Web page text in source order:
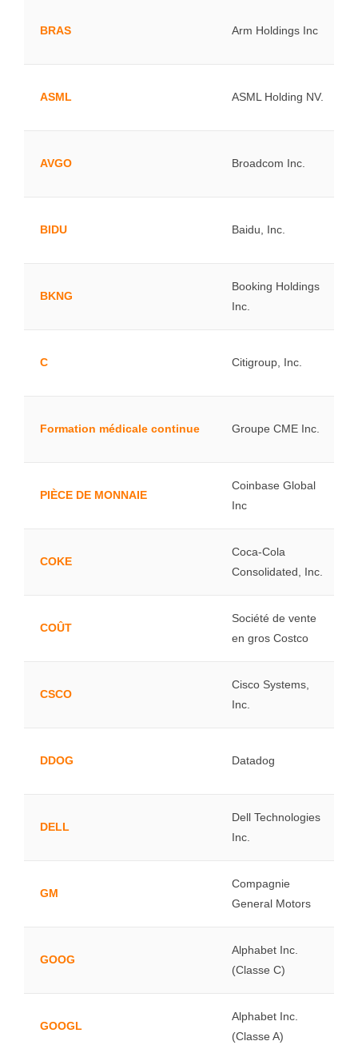
BRAS Arm Holdings Inc
ASML ASML Holding NV.
AVGO Broadcom Inc.
BIDU Baidu, Inc.
BKNG
Booking Holdings
Inc.
C Citigroup, Inc.
Formation médicale continue Groupe CME Inc.
PIÈCE DE MONNAIE
Coinbase Global
Inc
COKE
Coca-Cola
Consolidated, Inc.
COÛT
Société de vente
en gros Costco
CSCO
Cisco Systems,
Inc.
DDOG Datadog
DELL
Dell Technologies
Inc.
GM
Compagnie
General Motors
GOOG
Alphabet Inc.
(Classe C)
GOOGL
Alphabet Inc.
(Classe A)